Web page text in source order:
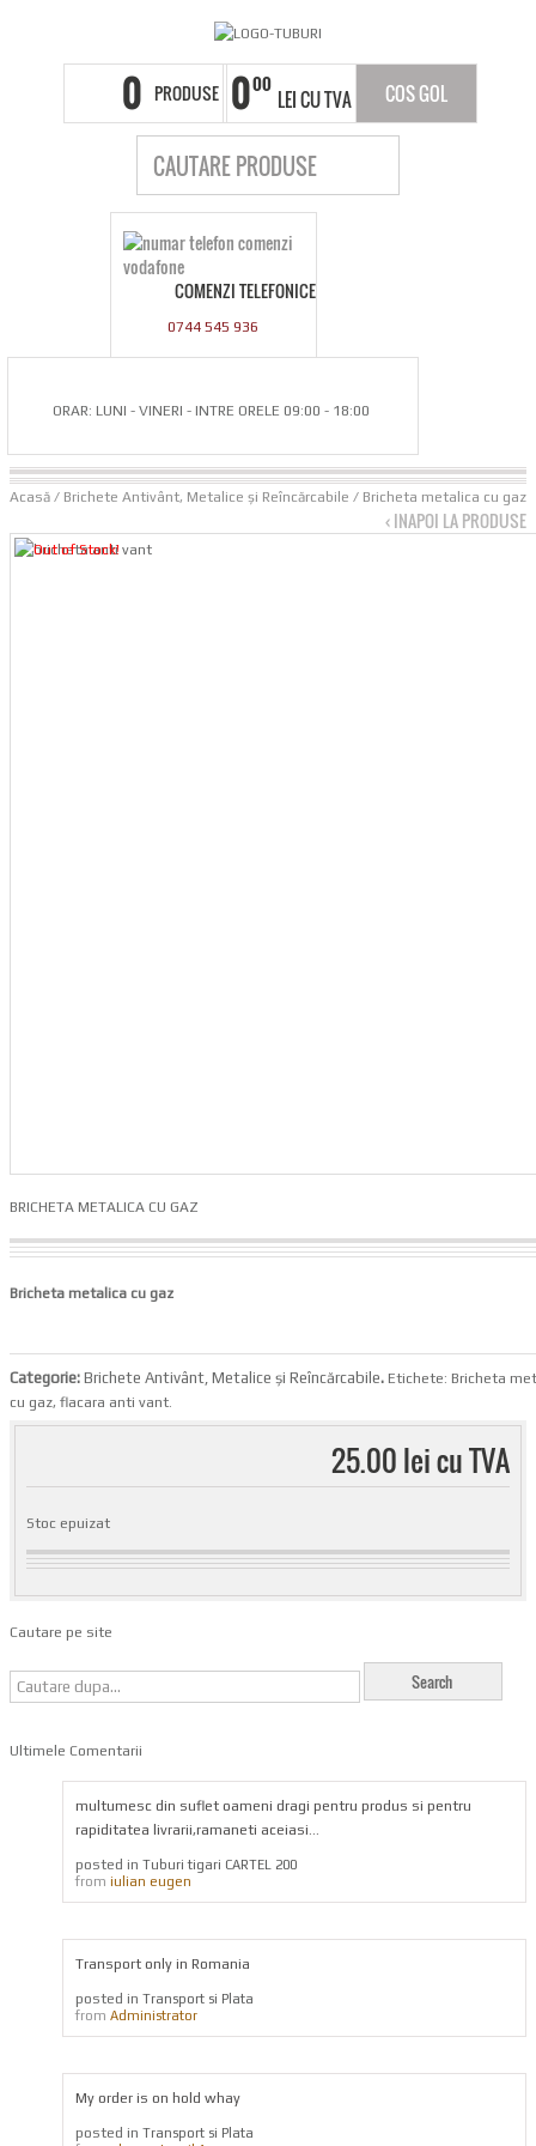
0 PRODUSE 000
LEI CU TVA COS GOL
COMENZI TELEFONICE
0744 545 936
ORAR: LUNI - VINERI - INTRE ORELE 09:00 - 18:00
Acasă / Brichete Antivânt, Metalice și Reîncărcabile / Bricheta metalica cu gaz
‹ INAPOI LA PRODUSE
BRICHETA METALICA CU GAZ
Bricheta metalica cu gaz
Categorie: Brichete Antivânt, Metalice și Reîncărcabile. Etichete: Bricheta
cu gaz, flacara anti vant.
25.00 lei cu TVA
Stoc epuizat
Cautare pe site
Ultimele Comentarii
multumesc din suflet oameni dragi pentru produs si pentru
rapiditatea livrarii,ramaneti aceiasi...
posted in Tuburi tigari CARTEL 200
from iulian eugen
Transport only in Romania
posted in Transport si Plata
from Administrator
My order is on hold whay
posted in Transport si Plata